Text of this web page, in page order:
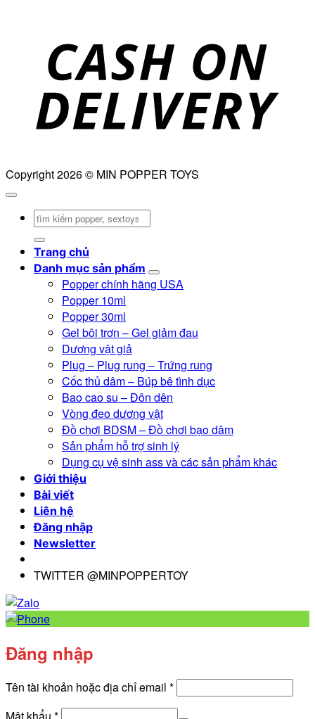
Copyright 2026 © MIN POPPER TOYS
Tìm
Trang chủ
Danh mục sản phẩm
Popper chính hãng USA
Popper 10ml
Popper 30ml
Gel bôi trơn – Gel giảm đau
Dương vật giả
Plug – Plug rung – Trứng rung
Cốc thủ dâm – Búp bê tình dục
Bao cao su – Đôn dên
Vòng đeo dương vật
Đồ chơi BDSM – Đồ chơi bạo dâm
Sản phẩm hỗ trợ sinh lý
Dụng cụ vệ sinh ass và các sản phẩm khác
Giới thiệu
Bài viết
Liên hệ
Đăng nhập
Newsletter
TWITTER @MINPOPPERTOY
Đăng nhập
Tên tài khoản hoặc địa chỉ email *Bắt
Mật khẩu *Bắt